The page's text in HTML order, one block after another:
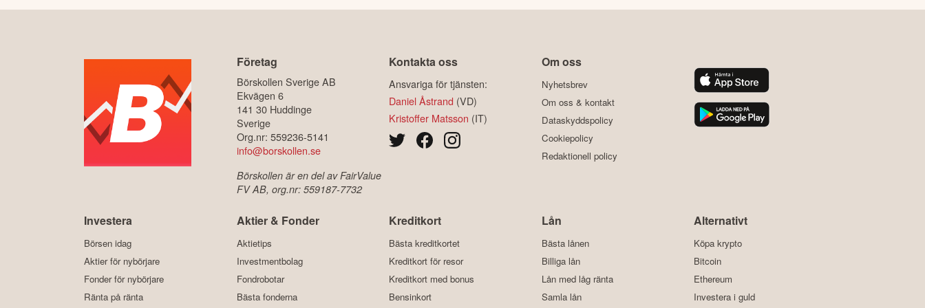
Företag
Börskollen Sverige AB
Ekvägen 6
141 30 Huddinge
Sverige
Org.nr: 559236-5141
info@borskollen.se
Börskollen är en del av FairValue
FV AB, org.nr: 559187-7732
Kontakta oss
Ansvariga för tjänsten:
Daniel Åstrand (VD)
Kristoffer Matsson (IT)
Om oss
Nyhetsbrev
Om oss & kontakt
Dataskyddspolicy
Cookiepolicy
Redaktionell policy
Investera
Börsen idag
Aktier för nybörjare
Fonder för nybörjare
Ränta på ränta
Aktier & Fonder
Aktietips
Investmentbolag
Fondrobotar
Bästa fonderna
Kreditkort
Bästa kreditkortet
Kreditkort för resor
Kreditkort med bonus
Bensinkort
Lån
Bästa lånen
Billiga lån
Lån med låg ränta
Samla lån
Alternativt
Köpa krypto
Bitcoin
Ethereum
Investera i guld